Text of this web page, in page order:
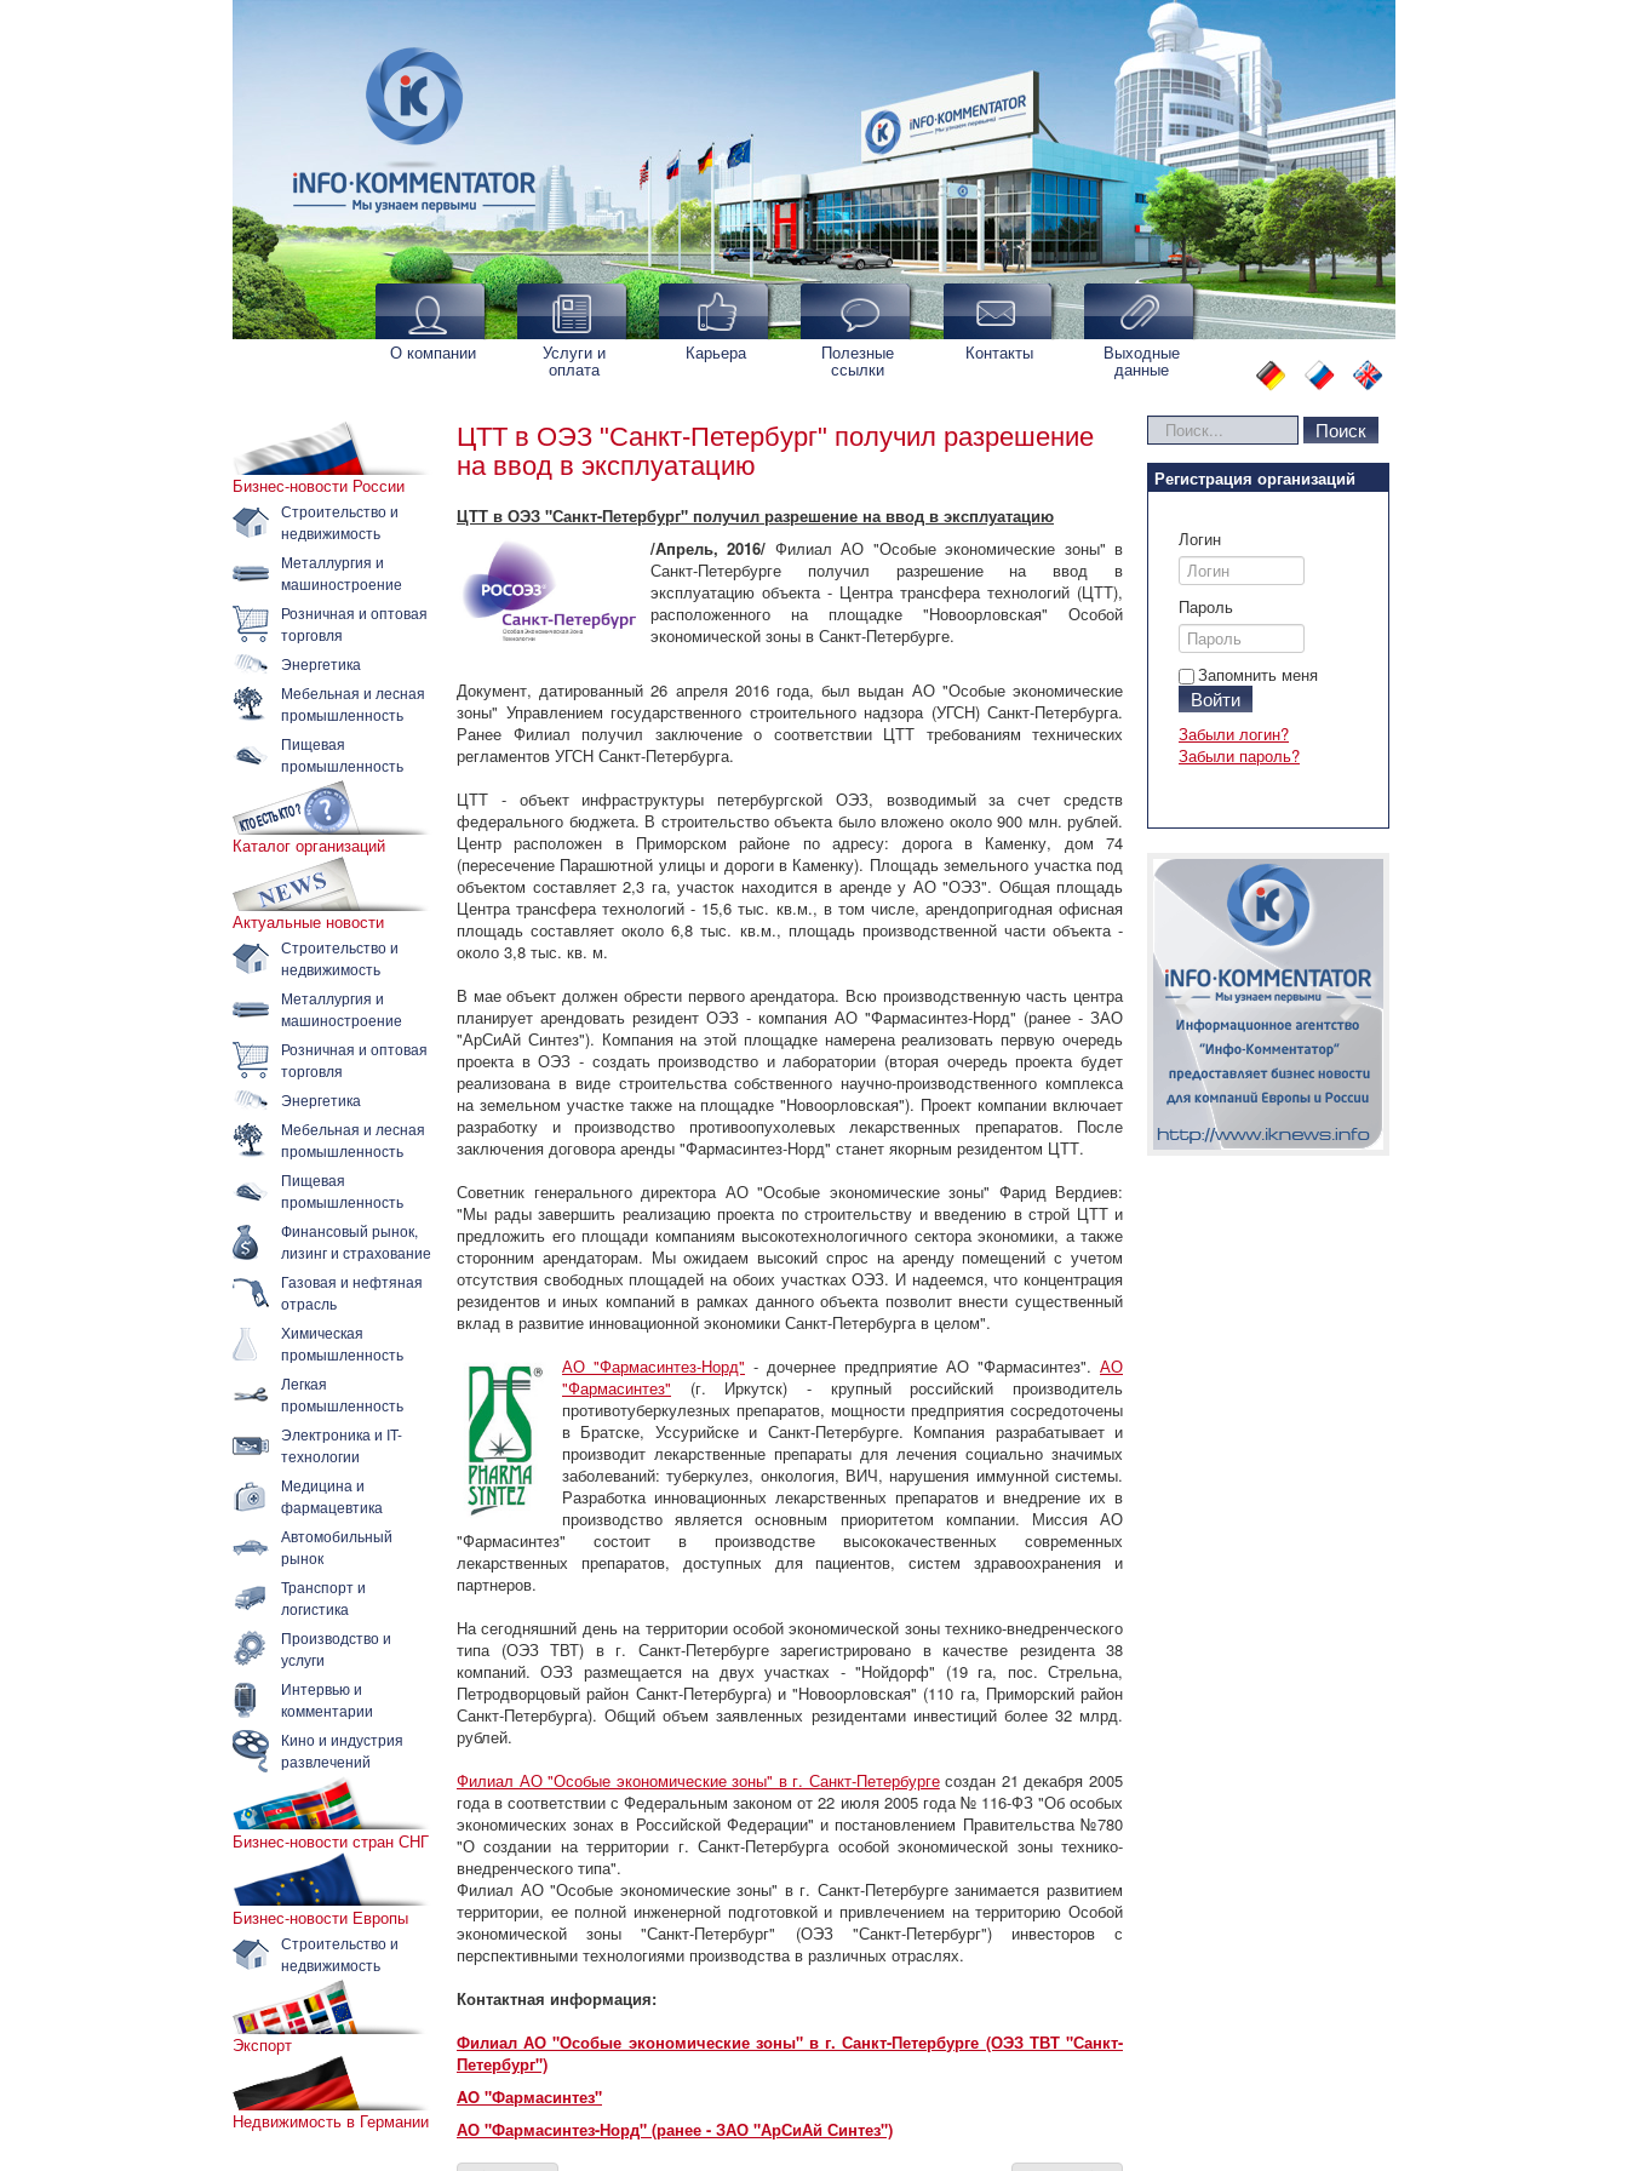
О компании Услуги и
оплата
Карьера Полезные
ссылки
Контакты Выходные
данные
Бизнес-новости России
Строительство и
недвижимость
Металлургия и
машиностроение
Розничная и оптовая
торговля
Энергетика
Мебельная и лесная
промышленность
Пищевая
промышленность
Каталог организаций
Актуальные новости
Строительство и
недвижимость
Металлургия и
машиностроение
Розничная и оптовая
торговля
Энергетика
Мебельная и лесная
промышленность
Пищевая
промышленность
Финансовый рынок,
лизинг и страхование
Газовая и нефтяная
отрасль
Химическая
промышленность
Легкая
промышленность
Электроника и IT-
технологии
Медицина и
фармацевтика
Автомобильный
рынок
Транспорт и
логистика
Производство и
услуги
Интервью и
комментарии
Кино и индустрия
развлечений
Бизнес-новости стран СНГ
Бизнес-новости Европы
Строительство и
недвижимость
Экспорт
Недвижимость в Германии
ЦТТ в ОЭЗ "Санкт-Петербург" получил разрешение
на ввод в эксплуатацию
ЦТТ в ОЭЗ "Санкт-Петербург" получил разрешение на ввод в эксплуатацию
/Апрель, 2016/ Филиал АО "Особые экономические зоны" в
Санкт-Петербурге получил разрешение на ввод в
эксплуатацию объекта - Центра трансфера технологий (ЦТТ),
расположенного на площадке "Новоорловская" Особой
экономической зоны в Санкт-Петербурге.
Документ, датированный 26 апреля 2016 года, был выдан АО "Особые экономические
зоны" Управлением государственного строительного надзора (УГСН) Санкт-Петербурга.
Ранее Филиал получил заключение о соответствии ЦТТ требованиям технических
регламентов УГСН Санкт-Петербурга.
ЦТТ - объект инфраструктуры петербургской ОЭЗ, возводимый за счет средств
федерального бюджета. В строительство объекта было вложено около 900 млн. рублей.
Центр расположен в Приморском районе по адресу: дорога в Каменку, дом 74
(пересечение Парашютной улицы и дороги в Каменку). Площадь земельного участка под
объектом составляет 2,3 га, участок находится в аренде у АО "ОЭЗ". Общая площадь
Центра трансфера технологий - 15,6 тыс. кв.м., в том числе, арендопригодная офисная
площадь составляет около 6,8 тыс. кв.м., площадь производственной части объекта -
около 3,8 тыс. кв. м.
В мае объект должен обрести первого арендатора. Всю производственную часть центра
планирует арендовать резидент ОЭЗ - компания АО "Фармасинтез-Норд" (ранее - ЗАО
"АрСиАй Синтез"). Компания на этой площадке намерена реализовать первую очередь
проекта в ОЭЗ - создать производство и лаборатории (вторая очередь проекта будет
реализована в виде строительства собственного научно-производственного комплекса
на земельном участке также на площадке "Новоорловская"). Проект компании включает
разработку и производство противоопухолевых лекарственных препаратов. После
заключения договора аренды "Фармасинтез-Норд" станет якорным резидентом ЦТТ.
Советник генерального директора АО "Особые экономические зоны" Фарид Вердиев:
"Мы рады завершить реализацию проекта по строительству и введению в строй ЦТТ и
предложить его площади компаниям высокотехнологичного сектора экономики, а также
сторонним арендаторам. Мы ожидаем высокий спрос на аренду помещений с учетом
отсутствия свободных площадей на обоих участках ОЭЗ. И надеемся, что концентрация
резидентов и иных компаний в рамках данного объекта позволит внести существенный
вклад в развитие инновационной экономики Санкт-Петербурга в целом".
АО "Фармасинтез-Норд" - дочернее предприятие АО "Фармасинтез". АО
"Фармасинтез" (г. Иркутск) - крупный российский производитель
противотуберкулезных препаратов, мощности предприятия сосредоточены
в Братске, Уссурийске и Санкт-Петербурге. Компания разрабатывает и
производит лекарственные препараты для лечения социально значимых
заболеваний: туберкулез, онкология, ВИЧ, нарушения иммунной системы.
Разработка инновационных лекарственных препаратов и внедрение их в
производство является основным приоритетом компании. Миссия АО
"Фармасинтез" состоит в производстве высококачественных современных
лекарственных препаратов, доступных для пациентов, систем здравоохранения и
партнеров.
На сегодняшний день на территории особой экономической зоны технико-внедренческого
типа (ОЭЗ ТВТ) в г. Санкт-Петербурге зарегистрировано в качестве резидента 38
компаний. ОЭЗ размещается на двух участках - "Нойдорф" (19 га, пос. Стрельна,
Петродворцовый район Санкт-Петербурга) и "Новоорловская" (110 га, Приморский район
Санкт-Петербурга). Общий объем заявленных резидентами инвестиций более 32 млрд.
рублей.
Филиал АО "Особые экономические зоны" в г. Санкт-Петербургесоздан 21 декабря 2005
года в соответствии с Федеральным законом от 22 июля 2005 года № 116-ФЗ "Об особых
экономических зонах в Российской Федерации" и постановлением Правительства №780
"О создании на территории г. Санкт-Петербурга особой экономической зоны технико-
внедренческого типа".
Филиал АО "Особые экономические зоны" в г. Санкт-Петербурге занимается развитием
территории, ее полной инженерной подготовкой и привлечением на территорию Особой
экономической зоны "Санкт-Петербург" (ОЭЗ "Санкт-Петербург") инвесторов с
перспективными технологиями производства в различных отраслях.
Контактная информация:
Филиал АО "Особые экономические зоны" в г. Санкт-Петербурге (ОЭЗ ТВТ "Санкт-
Петербург")
AO "Фармасинтез"
АО "Фармасинтез-Норд" (ранее - ЗАО "АрСиАй Синтез")
Искать... Поиск
Регистрация организаций
Логин
Пароль
Запомнить меня
Войти
Забыли логин?
Забыли пароль?